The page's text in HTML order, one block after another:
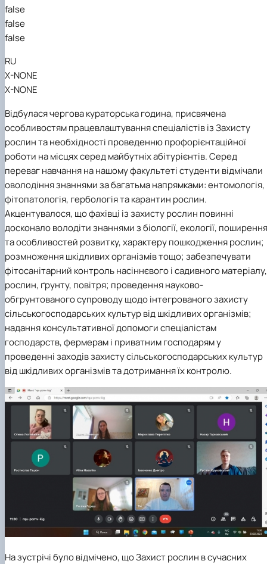
false
false
false
RU
X-NONE
X-NONE
Відбулася чергова кураторська година, присвячена
особливостям працевлаштування спеціалістів із Захисту
рослин та необхідності проведенню профорієнтаційної
роботи на місцях серед майбутніх абітурієнтів. Серед
переваг навчання на нашому факультеті студенти відмічали
оволодіння знаннями за багатьма напрямками: ентомологія,
фітопатологія, гербологія та карантин рослин.
Акцентувалося, що фахівці із захисту рослин повинні
досконало володіти знаннями з біології, екології, поширення
та особливостей розвитку, характеру пошкодження рослин;
розмноження шкідливих організмів тощо; забезпечувати
фітосанітарний контроль насіннєвого і садивного матеріалу,
рослин, ґрунту, повітря; проведення науково-
обгрунтованого супроводу щодо інтегрованого захисту
сільськогосподарських культур від шкідливих організмів;
надання консультативної допомоги спеціалістам
господарств, фермерам і приватним господарям у
проведенні заходів захисту сільськогосподарських культур
від шкідливих організмів та дотримання їх контролю.
На зустрічі було відмічено, що Захист рослин в сучасних